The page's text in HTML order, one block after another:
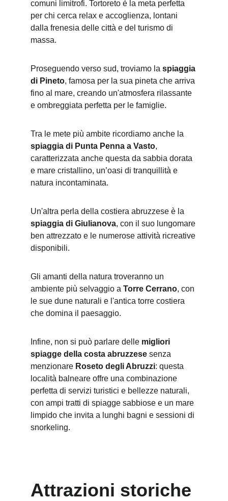
comuni limitrofi. Tortoreto è la meta perfetta
per chi cerca relax e accoglienza, lontani
dalla frenesia delle città e del turismo di
massa.
Proseguendo verso sud, troviamo la spiaggia
di Pineto, famosa per la sua pineta che arriva
fino al mare, creando un'atmosfera rilassante
e ombreggiata perfetta per le famiglie.
Tra le mete più ambite ricordiamo anche la
spiaggia di Punta Penna a Vasto,
caratterizzata anche questa da sabbia dorata
e mare cristallino, un’oasi di tranquillità e
natura incontaminata.
Un'altra perla della costiera abruzzese è la
spiaggia di Giulianova, con il suo lungomare
ben attrezzato e le numerose attività ricreative
disponibili.
Gli amanti della natura troveranno un
ambiente più selvaggio a Torre Cerrano, con
le sue dune naturali e l'antica torre costiera
che domina il paesaggio.
Infine, non si può parlare delle migliori
spiagge della costa abruzzese senza
menzionare Roseto degli Abruzzi: questa
località balneare offre una combinazione
perfetta di servizi turistici e bellezze naturali,
con ampi tratti di spiagge sabbiose e un mare
limpido che invita a lunghi bagni e sessioni di
snorkeling.
Attrazioni storiche